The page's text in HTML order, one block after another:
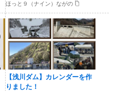
ほっと９（ナイン）ながの
【浅川ダム】カレンダーを作
りました！